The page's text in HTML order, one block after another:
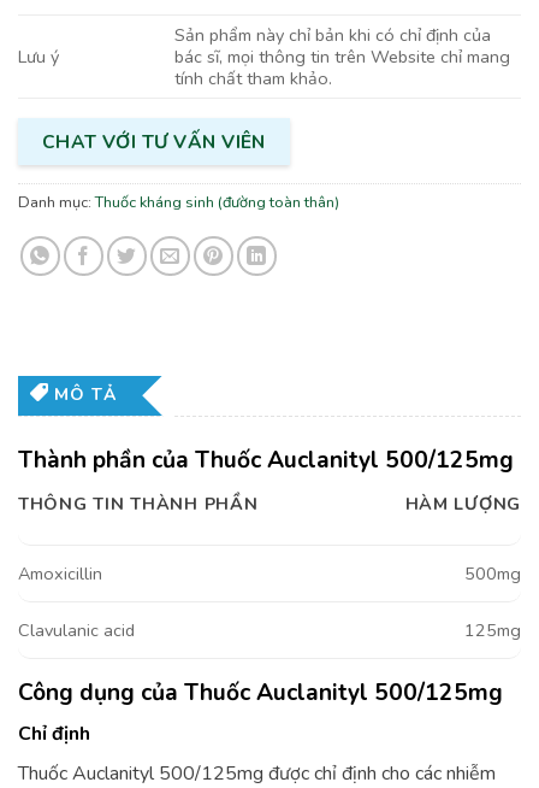
Lưu ý
Sản phẩm này chỉ bản khi có chỉ định của
bác sĩ, mọi thông tin trên Website chỉ mang
tính chất tham khảo.
CHAT VỚI TƯ VẤN VIÊN
Danh mục:Thuốc kháng sinh (đường toàn thân)
MÔ TẢ
Thành phần của Thuốc Auclanityl 500/125mg
THÔNG TIN THÀNH PHẦN HÀM LƯỢNG
Amoxicillin 500mg
Clavulanic acid 125mg
Công dụng của Thuốc Auclanityl 500/125mg
Chỉ định
Thuốc Auclanityl 500/125mg được chỉ định cho các nhiễm